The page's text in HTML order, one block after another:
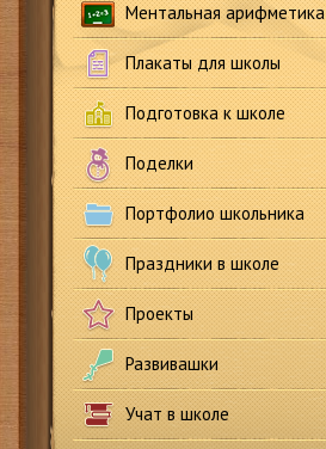
Ментальная арифметика
Плакаты для школы
Подготовка к школе
Поделки
Портфолио школьника
Праздники в школе
Проекты
Развивашки
Учат в школе